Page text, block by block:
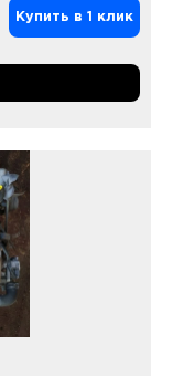
Купить в 1 клик